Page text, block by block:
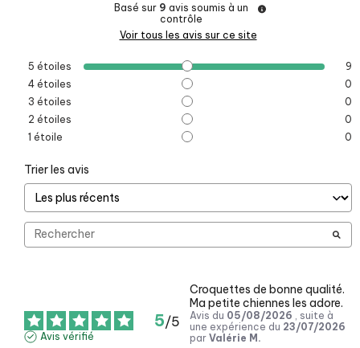
Basé sur 9 avis soumis à un
contrôle
Voir tous les avis sur ce site
5 étoiles
9
4 étoiles
0
3 étoiles
0
2 étoiles
0
1 étoile 0
Trier les avis
5/5
Avis vérifié
Croquettes de bonne qualité.
Ma petite chiennes les adore.
Avis du 05/08/2026
, suite à
une expérience du 23/07/2026
par Valérie M.